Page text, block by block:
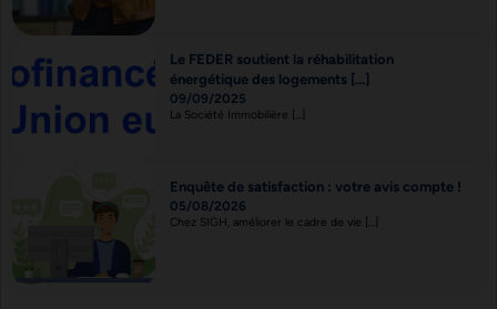
Le FEDER soutient la réhabilitation
énergétique des logements [...]
09/09/2025
La Société Immobilière [...]
Enquête de satisfaction : votre avis compte !
05/08/2026
Chez SIGH, améliorer le cadre de vie [...]